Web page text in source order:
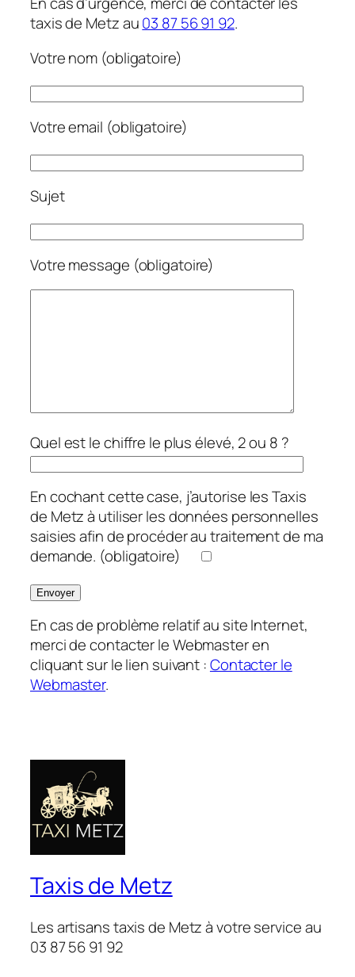
taxis de Metz au03 87 56 91 92.
Votre nom (obligatoire)
Votre email (obligatoire)
Sujet
Votre message (obligatoire)
Quel est le chiffre le plus élevé, 2 ou 8 ?
En cochant cette case, j’autorise les Taxis
de Metz à utiliser les données personnelles
saisies afin de procéder au traitement de ma
demande. (obligatoire)
En cas de problème relatif au site Internet,
merci de contacter le Webmaster en
cliquant sur le lien suivant :Contacter le
Webmaster.
Taxis de Metz
Les artisans taxis de Metz à votre service au
03 87 56 91 92